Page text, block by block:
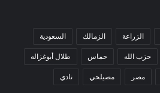
الزراعة الزمالك السعودية
حزب الله حماس طلال أبوغزاله
مصر مصيلحي نادي